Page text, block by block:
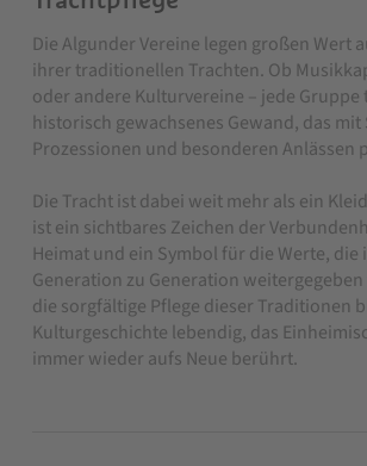
Die Algunder Vereine legen großen Wert
ihrer traditionellen Trachten. Ob
oder andere Kulturvereine – jede Gruppe
historisch gewachsenes Gewand, das mit
Prozessionen und besonderen Anlässen
Die Tracht ist dabei weit mehr als ein
ist ein sichtbares Zeichen der
Heimat und ein Symbol für die Werte, die
Generation zu Generation
die sorgfältige Pflege dieser Traditionen
Kulturgeschichte lebendig, das
immer wieder aufs Neue berührt.